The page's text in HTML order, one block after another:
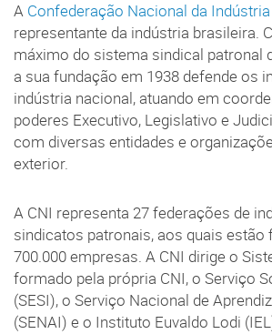
A Confederação Nacional da
representante da indústria brasileira.
máximo do sistema sindical patronal
a sua fundação em 1938 defende os
indústria nacional, atuando em
poderes Executivo, Legislativo e
com diversas entidades e
exterior.
A CNI representa 27 federações de
sindicatos patronais, aos quais estão
700.000 empresas. A CNI dirige o
formado pela própria CNI, o Serviço
(SESI), o Serviço Nacional de
(SENAI) e o Instituto Euvaldo Lodi